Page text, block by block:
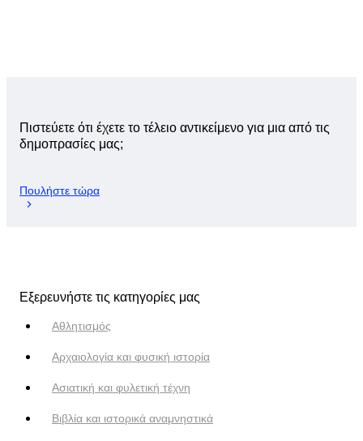
Πιστεύετε ότι έχετε το τέλειο αντικείμενο για μια από τις
δημοπρασίες μας;
Πουλήστε τώρα
Εξερευνήστε τις κατηγορίες μας
Αθλητισμός
Αρχαιολογία και φυσική ιστορία
Ασιατική και φυλετική τέχνη
Βιβλία και ιστορικά αναμνηστικά